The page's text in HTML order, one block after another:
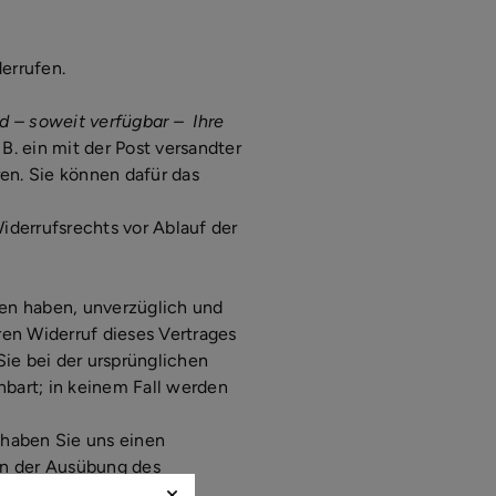
– soweit verfügbar – Ihre
ein mit der Post versandter
Sie können dafür das
vor Ablauf der
haben, unverzüglich und
Widerruf dieses Vertrages
bei der ursprünglichen
in keinem Fall werden
Sie uns einen
der Ausübung des